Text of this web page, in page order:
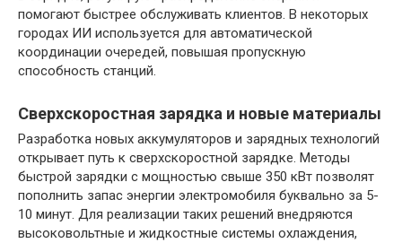
помогают быстрее обслуживать клиентов. В некоторых
городах ИИ используется для автоматической
координации очередей, повышая пропускную
способность станций.
Сверхскоростная зарядка и новые материалы
Разработка новых аккумуляторов и зарядных технологий
открывает путь к сверхскоростной зарядке. Методы
быстрой зарядки с мощностью свыше 350 кВт позволят
пополнить запас энергии электромобиля буквально за 5-
10 минут. Для реализации таких решений внедряются
высоковольтные и жидкостные системы охлаждения,